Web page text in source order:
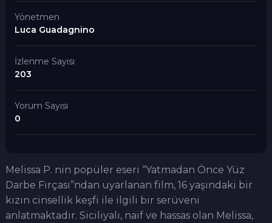
Yönetmen
Luca Guadagnino
İzlenme Sayısı
203
Yorum Sayısı
0
Melissa P. nin popüler eseri “Yatmadan Önce Yüz
Darbe Fırçası”ndan uyarlanan film, 16 yaşındaki bir
kızın cinsellik keşfi ile ilgili bir serüveni
anlatmaktadır. Siciliyalı, naif ve hassas olan Melissa,